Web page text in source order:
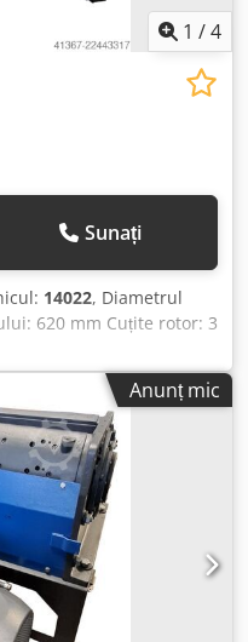
1 /4
Sunați
14022, Diametrul
620 mm Cuțite rotor: 3
Slzspfx Aflea
450 mm Motorul de
Anunț mic